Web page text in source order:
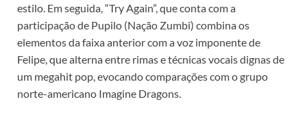
estilo. Em seguida, “Try Again”, que conta com a
participação de Pupilo (Nação Zumbi) combina os
elementos da faixa anterior com a voz imponente de
Felipe, que alterna entre rimas e técnicas vocais dignas de
um megahit pop, evocando comparações com o grupo
norte-americano Imagine Dragons.